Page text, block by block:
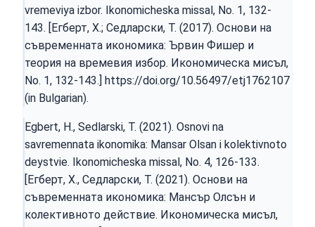
vremeviya izbor. Ikonomicheska missal, No. 1, 132-
143. [Егберт, Х.; Седларски, Т. (2017). Основи на
съвременната икономика: Ървин Фишер и
теория на времевия избор. Икономическа мисъл,
No. 1, 132-143.] https://doi.org/10.56497/etj1762107
(in Bulgarian).
Egbert, H., Sedlarski, T. (2021). Osnovi na
savremennata ikonomika: Mansar Olsan i kolektivnoto
deystvie. Ikonomicheska missal, No. 4, 126-133.
[Егберт, Х., Седларски, Т. (2021). Основи на
съвременната икономика: Мансър Олсън и
колективното действие. Икономическа мисъл,